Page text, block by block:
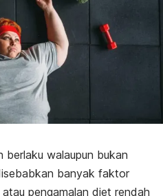
walaupun bukan
banyak faktor
pengamalan diet rendah